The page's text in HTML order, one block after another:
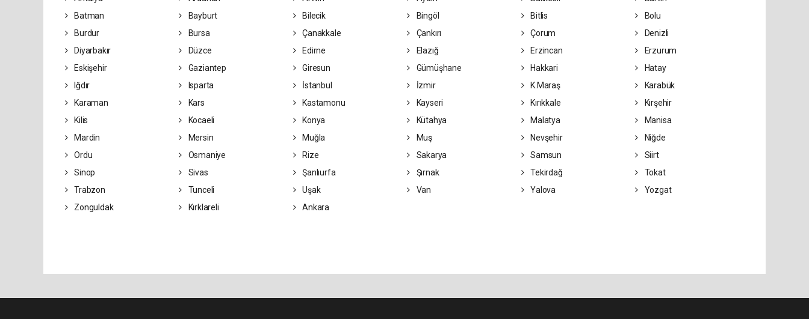
Batman
Bayburt Bilecik Bingöl Bitlis
Bolu
Burdur
Bursa Çanakkale Çankırı Çorum
Denizli
Diyarbakır
Düzce Edirne Elazığ Erzincan
Erzurum
Eskişehir
Gaziantep Giresun Gümüşhane Hakkari
Hatay
Iğdır
Isparta İstanbul İzmir K.Maraş
Karabük
Karaman
Kars Kastamonu Kayseri Kırıkkale
Kırşehir
Kilis
Kocaeli Konya Kütahya Malatya
Manisa
Mardin
Mersin Muğla Muş Nevşehir
Niğde
Ordu
Osmaniye Rize Sakarya Samsun
Siirt
Sinop
Sivas Şanlıurfa Şırnak Tekirdağ
Tokat
Trabzon
Tunceli Uşak Van Yalova
Yozgat
Zonguldak
Kırklareli Ankara